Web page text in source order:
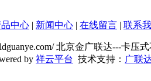
中心 | 新闻中心 | 在线留言 | 联系
北京金广联达---卡压
by 祥云平台 技术支持： 广联